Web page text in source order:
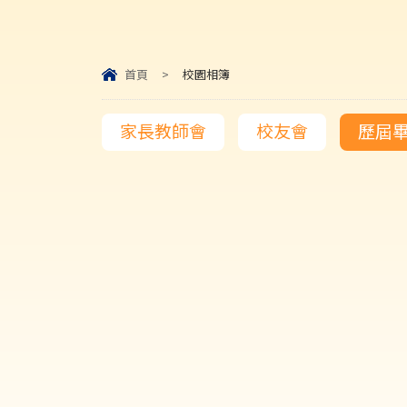
首頁 > 校園相簿
家長教師會 校友會 歷屆